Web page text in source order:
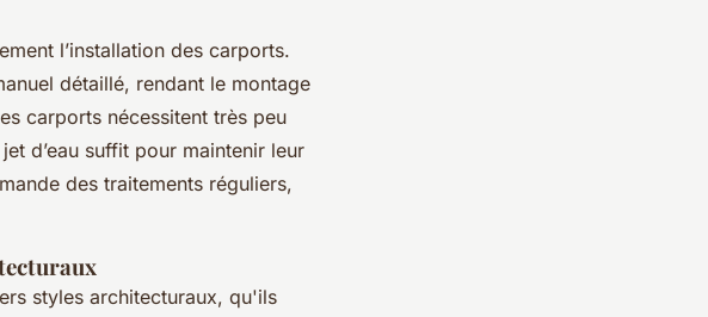
l’installation des carports.
détaillé, rendant le montage
carports nécessitent très peu
d’eau suffit pour maintenir leur
des traitements réguliers,
styles architecturaux, qu'ils